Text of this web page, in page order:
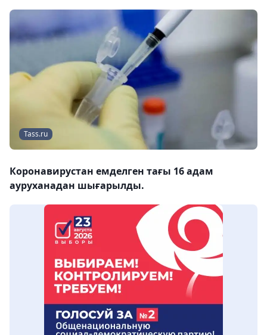
Tass.ru
Коронавирустан емделген тағы 16 адам
ауруханадан шығарылды.